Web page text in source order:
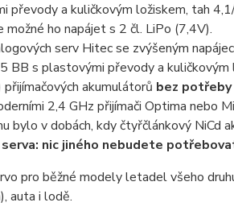
převody a kuličkovým ložiskem, tah
ho napájet s 2 čl. LiPo (7,4V).
serv Hitec se zvýšeným
BB s plastovými převody a kuličkovým
akumulátorů bez
2,4 GHz přijímači Optima nebo
bylo v dobách, kdy čtyřčlánkový NiCd
nic jiného nebudete
pro běžné modely letadel všeho
auta i lodě.